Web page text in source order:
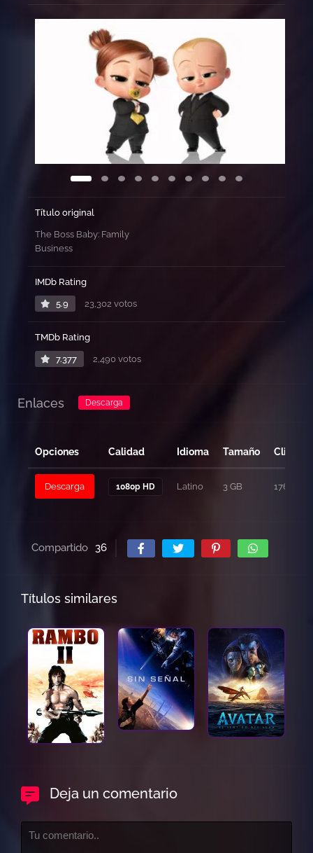
Título original
The Boss Baby: Family
Business
IMDb Rating
5.9 23,302 votos
TMDb Rating
7.377 2,490 votos
Enlaces Descarga
Opciones Calidad Idioma Tamaño Clicks
Descarga 1080p HD Latino 3 GB 176
Compartido 36
Títulos similares
Deja un comentario